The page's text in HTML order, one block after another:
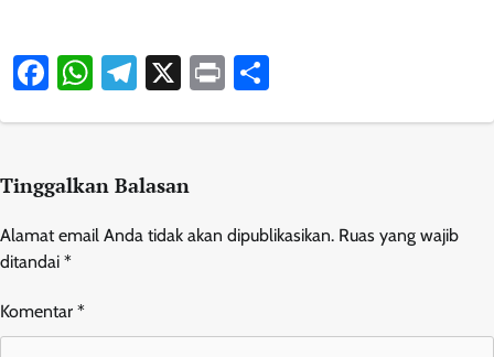
Facebook
WhatsApp
Telegram
X Print
Tinggalkan Balasan
Alamat email Anda tidak akan dipublikasikan. Ruas yang wajib
ditandai *
Komentar *